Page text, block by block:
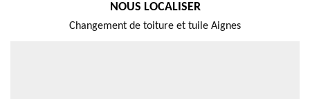
NOUS LOCALISER
Changement de toiture et tuile Aignes